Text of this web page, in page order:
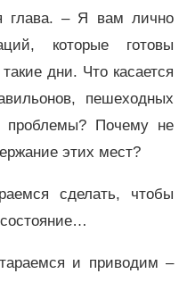
глава. – Я вам лично
которые готовы
дни. Что касается
пешеходных
проблемы? Почему не
этих мест?
сделать, чтобы
и приводим –